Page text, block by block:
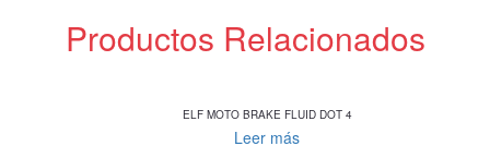
Productos Relacionados
ELF MOTO BRAKE FLUID DOT 4
Leer más